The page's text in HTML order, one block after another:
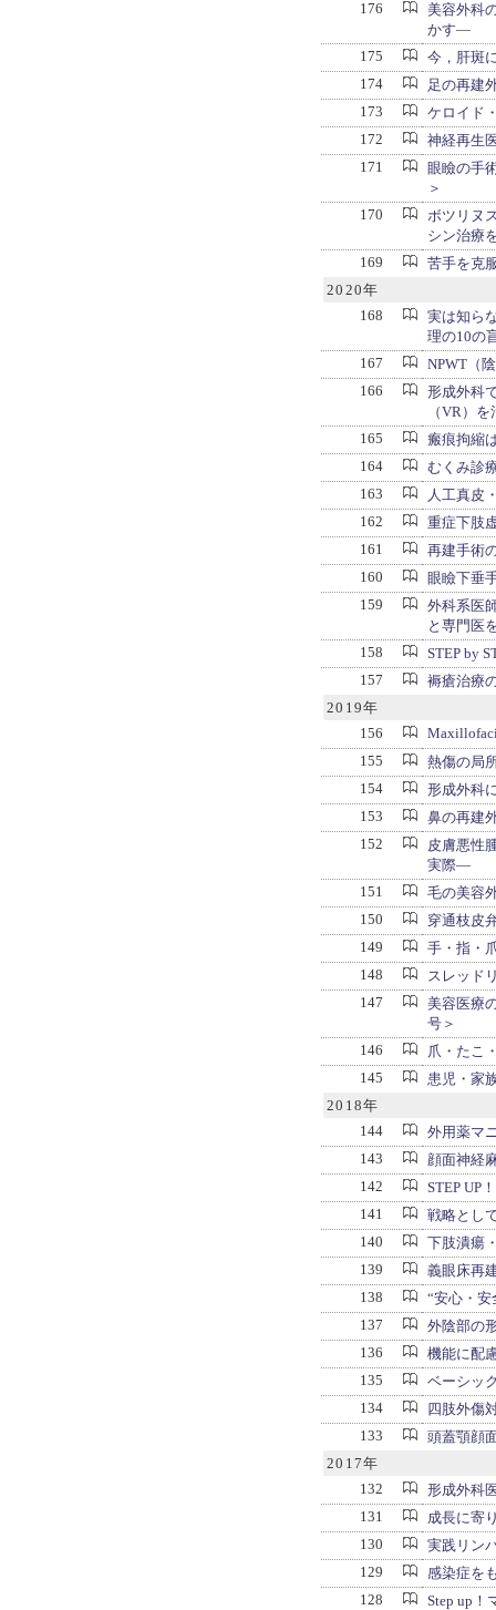
176
美容外科
かす―
175
今，肝斑
174
足の再建
173
ケロイド
172
神経再生
171
眼瞼の手
＞
170
ボツリヌ
シン治療
169
苦手を克
2020年
168
実は知ら
理の10の
167
NPWT（
166
形成外科
（VR）
165
瘢痕拘縮
164
むくみ診
163
人工真皮
162
重症下肢
161
再建手術
160
眼瞼下垂
159
外科系医
と専門医
158
STEP by
157
褥瘡治療
2019年
156
155
熱傷の局
154
形成外科
153
鼻の再建
152
皮膚悪性
実際―
151
毛の美容
150
穿通枝皮
149
手・指・
148
スレッド
147
美容医療
号＞
146
爪・たこ
145
患児・家
2018年
144
外用薬マ
143
顔面神経
142
STEP UP
141
戦略とし
140
下肢潰瘍
139
義眼床再
138
“安心・
137
外陰部の
136
機能に配
135
ベーシッ
134
四肢外傷
133
頭蓋顎顔
2017年
132
形成外科
131
成長に寄
130
実践リン
129
感染症を
128
Step up！